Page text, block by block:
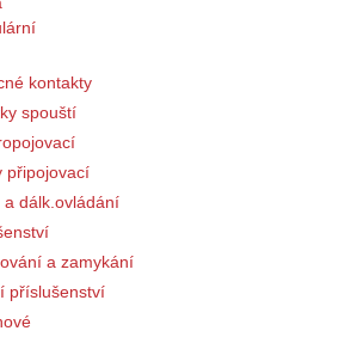
kontakty
spouští
připojovací
a dálk.ovládání
a zamykání
příslušenství